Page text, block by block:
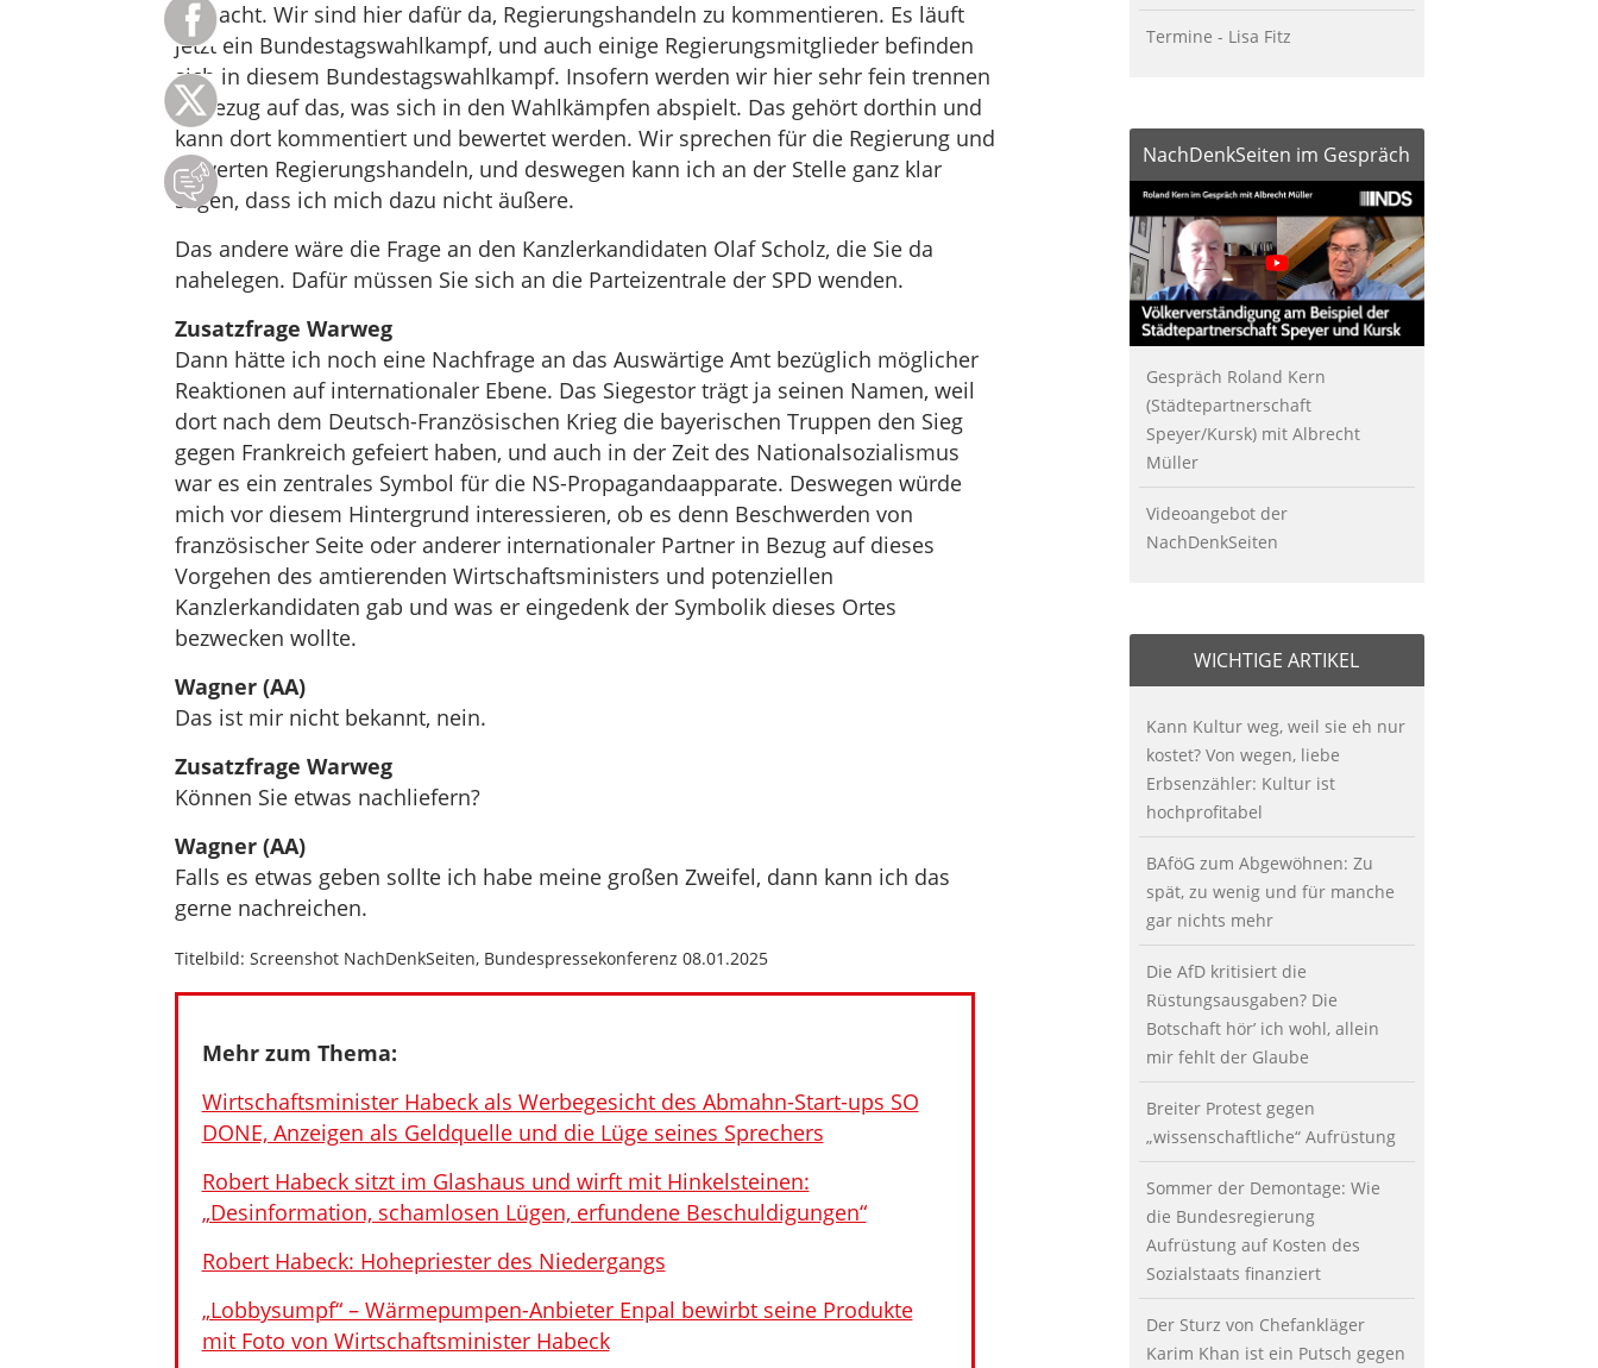
gemacht. Wir sind hier dafür da, Regierungshandeln zu kommentieren. Es läuft
jetzt ein Bundestagswahlkampf, und auch einige Regierungsmitglieder befinden
sich in diesem Bundestagswahlkampf. Insofern werden wir hier sehr fein trennen
in Bezug auf das, was sich in den Wahlkämpfen abspielt. Das gehört dorthin und
kann dort kommentiert und bewertet werden. Wir sprechen für die Regierung und
bewerten Regierungshandeln, und deswegen kann ich an der Stelle ganz klar
sagen, dass ich mich dazu nicht äußere.
Das andere wäre die Frage an den Kanzlerkandidaten Olaf Scholz, die Sie da
nahelegen. Dafür müssen Sie sich an die Parteizentrale der SPD wenden.
Zusatzfrage Warweg
Dann hätte ich noch eine Nachfrage an das Auswärtige Amt bezüglich möglicher
Reaktionen auf internationaler Ebene. Das Siegestor trägt ja seinen Namen, weil
dort nach dem Deutsch-Französischen Krieg die bayerischen Truppen den Sieg
gegen Frankreich gefeiert haben, und auch in der Zeit des Nationalsozialismus
war es ein zentrales Symbol für die NS-Propagandaapparate. Deswegen würde
mich vor diesem Hintergrund interessieren, ob es denn Beschwerden von
französischer Seite oder anderer internationaler Partner in Bezug auf dieses
Vorgehen des amtierenden Wirtschaftsministers und potenziellen
Kanzlerkandidaten gab und was er eingedenk der Symbolik dieses Ortes
bezwecken wollte.
Wagner (AA)
Das ist mir nicht bekannt, nein.
Zusatzfrage Warweg
Können Sie etwas nachliefern?
Wagner (AA)
Falls es etwas geben sollte ich habe meine großen Zweifel, dann kann ich das
gerne nachreichen.
Titelbild: Screenshot NachDenkSeiten, Bundespressekonferenz 08.01.2025
Mehr zum Thema:
Wirtschaftsminister Habeck als Werbegesicht des Abmahn-Start-ups SO
DONE, Anzeigen als Geldquelle und die Lüge seines Sprechers
Robert Habeck sitzt im Glashaus und wirft mit Hinkelsteinen:
„Desinformation, schamlosen Lügen, erfundene Beschuldigungen“
Robert Habeck: Hohepriester des Niedergangs
„Lobbysumpf“ – Wärmepumpen-Anbieter Enpal bewirbt seine Produkte
mit Foto von Wirtschaftsminister Habeck
Termine - Lisa Fitz
NachDenkSeiten im Gespräch
Gespräch Roland Kern
(Städtepartnerschaft
Speyer/Kursk) mit Albrecht
Müller
Videoangebot der
NachDenkSeiten
WICHTIGE ARTIKEL
Kann Kultur weg, weil sie eh nur
kostet? Von wegen, liebe
Erbsenzähler: Kultur ist
hochprofitabel
BAföG zum Abgewöhnen: Zu
spät, zu wenig und für manche
gar nichts mehr
Die AfD kritisiert die
Rüstungsausgaben? Die
Botschaft hör’ ich wohl, allein
mir fehlt der Glaube
Breiter Protest gegen
„wissenschaftliche“ Aufrüstung
Sommer der Demontage: Wie
die Bundesregierung
Aufrüstung auf Kosten des
Sozialstaats finanziert
Der Sturz von Chefankläger
Karim Khan ist ein Putsch gegen